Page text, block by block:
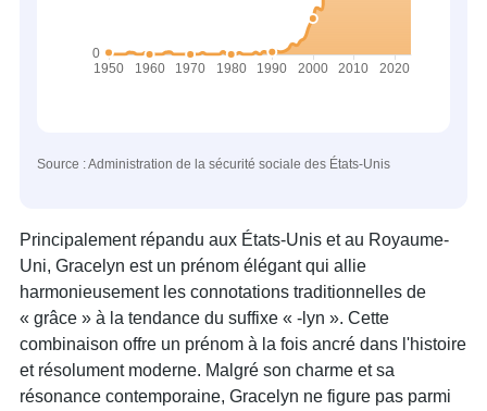
Source : Administration de la sécurité sociale des États-Unis
Principalement répandu aux États-Unis et au Royaume-
Uni, Gracelyn est un prénom élégant qui allie
harmonieusement les connotations traditionnelles de
« grâce » à la tendance du suffixe « -lyn ». Cette
combinaison offre un prénom à la fois ancré dans l'histoire
et résolument moderne. Malgré son charme et sa
résonance contemporaine, Gracelyn ne figure pas parmi